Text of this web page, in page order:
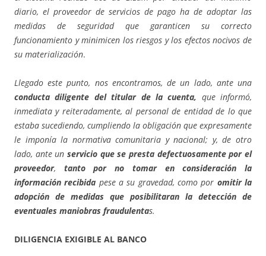
diario, el proveedor de servicios de pago ha de adoptar las
medidas de seguridad que garanticen su correcto
funcionamiento y minimicen los riesgos y los efectos nocivos de
su materialización.
Llegado este punto, nos encontramos, de un lado, ante una
conducta diligente del titular de la cuenta, que informó,
inmediata y reiteradamente, al personal de entidad de lo que
estaba sucediendo, cumpliendo la obligación que expresamente
le imponía la normativa comunitaria y nacional; y, de otro
lado, ante un servicio que se presta defectuosamente por el
proveedor, tanto por no tomar en consideración la
información recibida pese a su gravedad, como por omitir la
adopción de medidas que posibilitaran la detección de
eventuales maniobras fraudulentas.
DILIGENCIA EXIGIBLE AL BANCO